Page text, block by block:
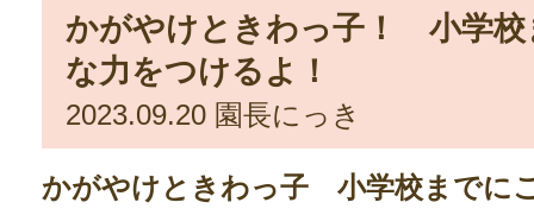
かがやけときわっ子！ 小学校
な力をつけるよ！
2023.09.20 園長にっき
かがやけときわっ子 小学校までに